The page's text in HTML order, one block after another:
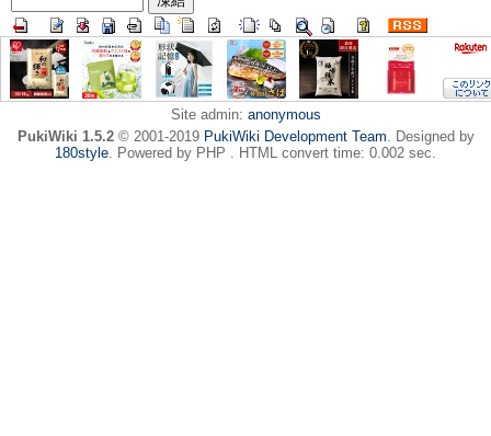
Site admin: anonymous
PukiWiki 1.5.2© 2001-2019 PukiWiki Development Team. Designed by
180style. Powered by PHP . HTML convert time: 0.002 sec.